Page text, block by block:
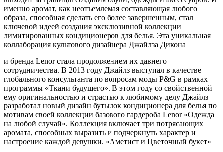
именно аромат, как неотъемлемая составляю­щая любого
образа, способная сделать его более завершенным, стал
ключевой идеей создания эксклюзивной коллекции
лимитированных кондиционеров для белья. Эта уникальная
коллаборация культового дизайнера Джайлза Дикона
и бренда Lenor стала продолжением их давнего
сотрудничества. В 2013 году Джайлз выступал в качестве
глобального консультанта по вопросам моды P&G в рамках
программы «Ткани будущего». В этом году со свойственной
ему ори­гинальностью и страстью к любимому делу Джайлз
разработал новый дизайн бутылок кондиционера для белья по
мо­тивам своей коллекции базового гарде­роба Lenor «Одежда
на любой случай». Коллекция включает три потрясающих
аромата, способных выразить и под­черкнуть характер и
настроение каждой девушки. «Аметист и Цветочный букет»